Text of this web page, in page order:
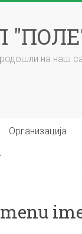
на наш
Организација